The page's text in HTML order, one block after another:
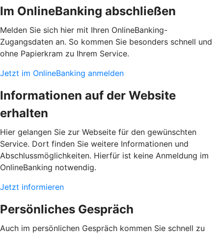
Im OnlineBanking abschließen
Melden Sie sich hier mit Ihren OnlineBanking-
Zugangsdaten an. So kommen Sie besonders schnell und
ohne Papierkram zu Ihrem Service.
Jetzt im OnlineBanking anmelden
Informationen auf der Website
erhalten
Hier gelangen Sie zur Webseite für den gewünschten
Service. Dort finden Sie weitere Informationen und
Abschlussmöglichkeiten. Hierfür ist keine Anmeldung im
OnlineBanking notwendig.
Jetzt informieren
Persönliches Gespräch
Auch im persönlichen Gespräch kommen Sie schnell zu